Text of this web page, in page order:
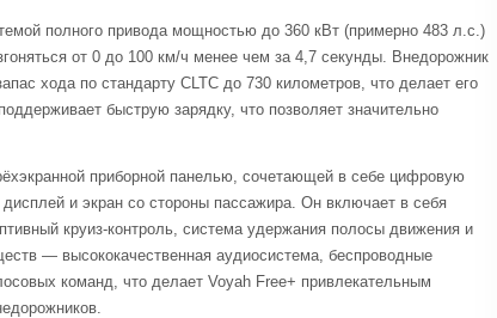
полного привода мощностью до 360 кВт (примерно 483 л.с.)
от 0 до 100 км/ч менее чем за 4,7 секунды. Внедорожник
хода по стандарту CLTC до 730 километров, что делает его
быструю зарядку, что позволяет значительно
приборной панелью, сочетающей в себе цифровую
и экран со стороны пассажира. Он включает в себя
круиз-контроль, система удержания полосы движения и
— высококачественная аудиосистема, беспроводные
команд, что делает Voyah Free+ привлекательным